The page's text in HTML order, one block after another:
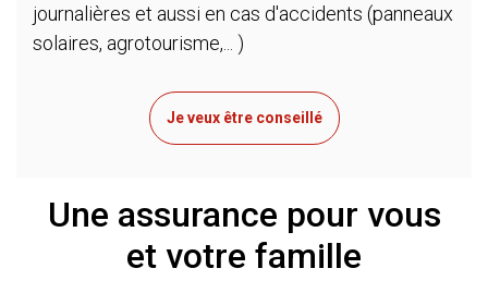
journalières et aussi en cas d'accidents (panneaux
solaires, agrotourisme,... )
Je veux être conseillé
Une assurance pour vous
et votre famille